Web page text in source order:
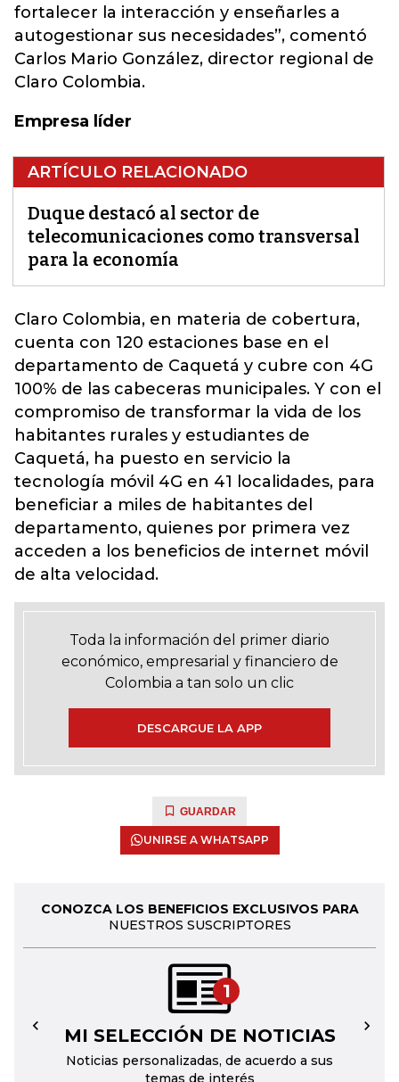
fortalecer la interacción y enseñarles a
autogestionar sus necesidades”, comentó
Carlos Mario González, director regional de
Claro Colombia.
Empresa líder
ARTÍCULO RELACIONADO
Duque destacó al sector de
telecomunicaciones como transversal
para la economía
Claro Colombia, en materia de cobertura,
cuenta con 120 estaciones base en el
departamento de Caquetá y cubre con 4G
100% de las cabeceras municipales. Y con el
compromiso de transformar la vida de los
habitantes rurales y estudiantes de
Caquetá, ha puesto en servicio la
tecnología móvil 4G en 41 localidades, para
beneficiar a miles de habitantes del
departamento, quienes por primera vez
acceden a los beneficios de internet móvil
de alta velocidad.
Toda la información del primer diario
económico, empresarial y financiero de
Colombia a tan solo un clic
DESCARGUE LA APP
GUARDAR
UNIRSE A WHATSAPP
CONOZCA LOS BENEFICIOS EXCLUSIVOS PARA
NUESTROS SUSCRIPTORES
1
MI SELECCIÓN DE NOTICIAS
Noticias personalizadas, de acuerdo a sus
temas de interés
← →